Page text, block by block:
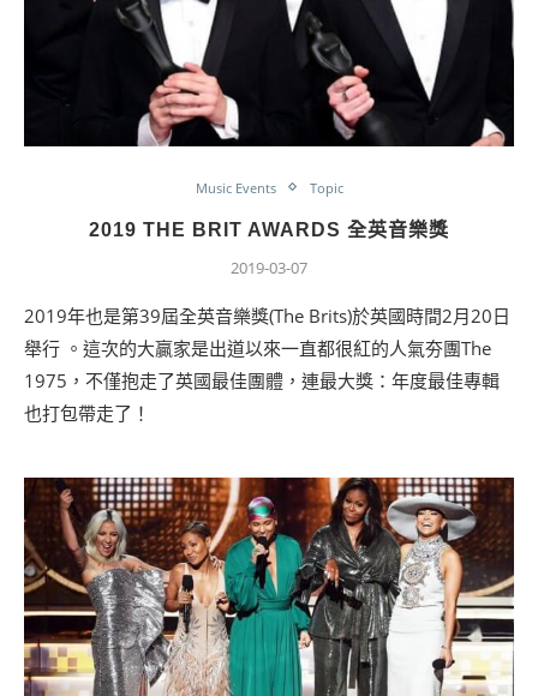
Music Events Topic
2019 THE BRIT AWARDS 全英音樂獎
2019-03-07
2019年也是第39屆全英音樂獎(The Brits)於英國時間2月20日
舉行 。這次的大贏家是出道以來一直都很紅的人氣夯團The
1975，不僅抱走了英國最佳團體，連最大獎：年度最佳專輯
也打包帶走了！